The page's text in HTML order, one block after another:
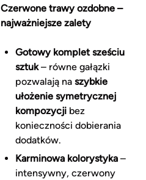
Czerwone trawy ozdobne –
najważniejsze zalety
Gotowy komplet sześciu
sztuk– równe gałązki
pozwalają na szybkie
ułożenie symetrycznej
kompozycjibez
konieczności dobierania
dodatków.
Karminowa kolorystyka–
intensywny, czerwony